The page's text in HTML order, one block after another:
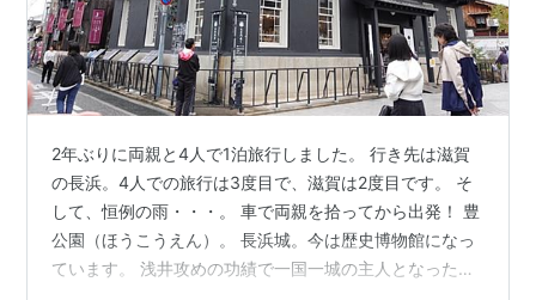
2年ぶりに両親と4人で1泊旅行しました。 行き先は滋賀
の長浜。4人での旅行は3度目で、滋賀は2度目です。 そ
して、恒例の雨・・・。 車で両親を拾ってから出発！ 豊
公園（ほうこうえん）。 長浜城。今は歴史博物館になっ
ています。 浅井攻めの功績で一国一城の主人となった豊